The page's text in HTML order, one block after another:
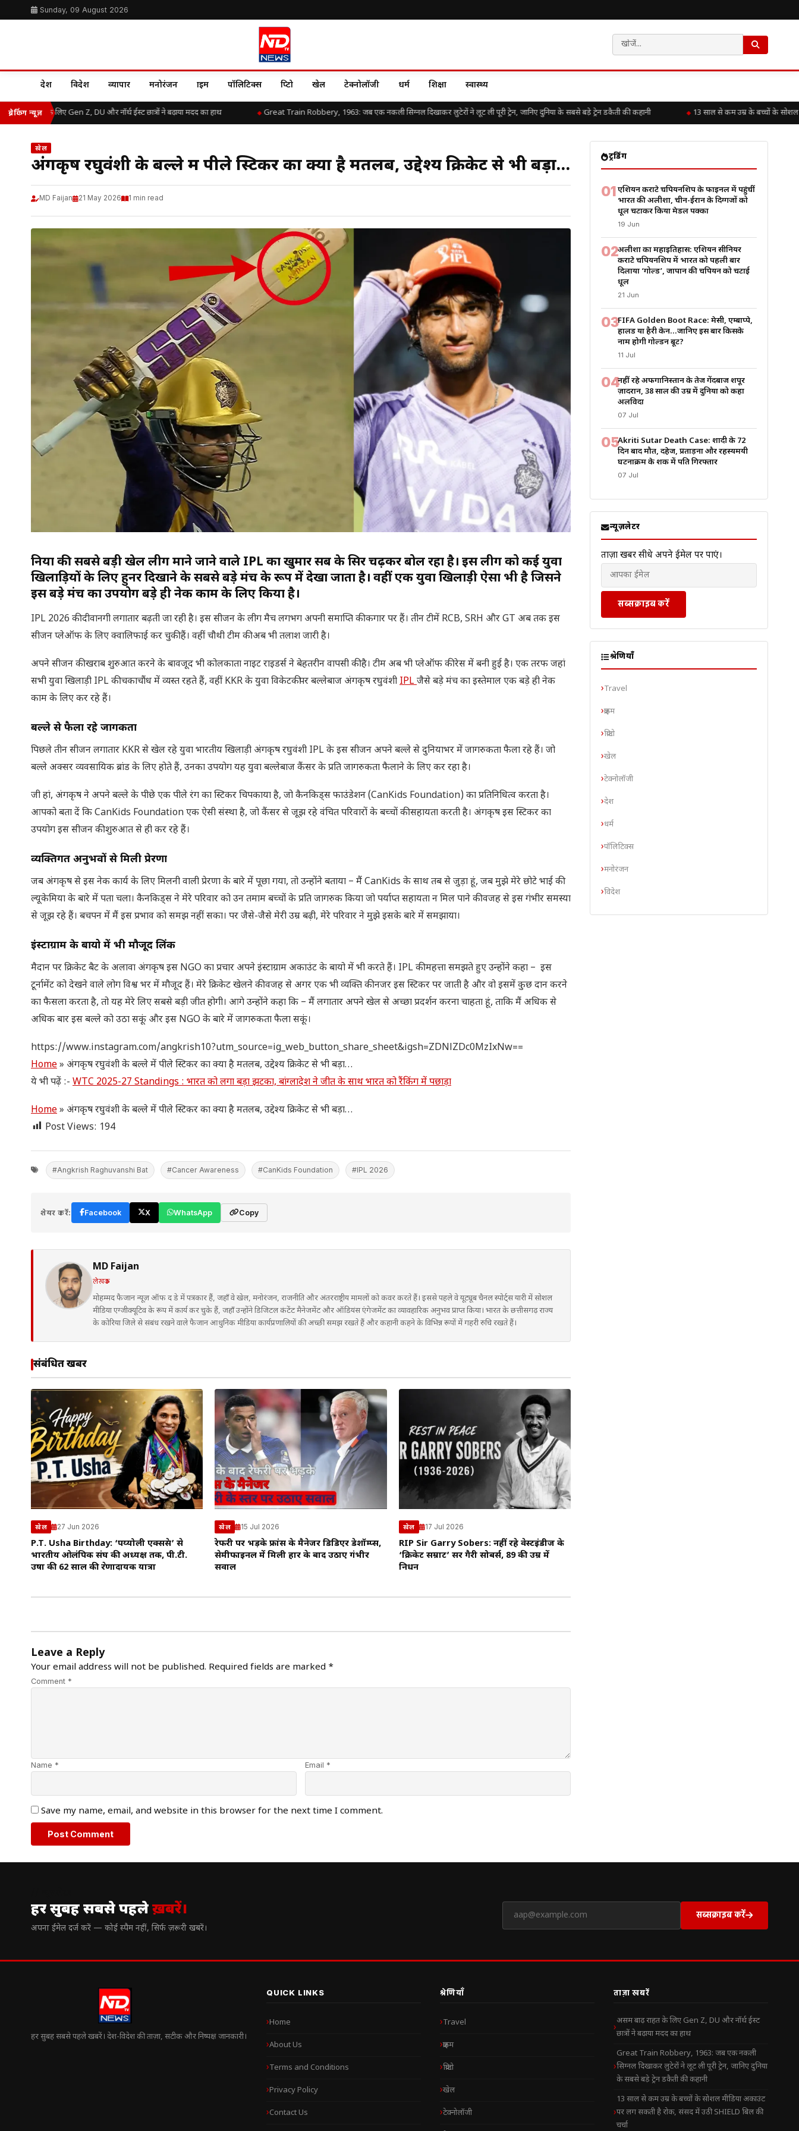
Sunday, 09 August 2026
देश विदेश व्यापार मनोरंजन क्राइम पॉलिटिक्स क्रिप्टो खेल टेक्नोलॉजी धर्म शिक्षा स्वास्थ्य
ब्रेकिंग न्यूज़
बाढ़ राहत के लिए Gen Z, DU और नॉर्थ ईस्ट छात्रों ने बढ़ाया मदद का हाथ Great Train Robbery, 1963: जब एक नकली सिग्नल दिखाकर लुटेरों ने लूट ली पूरी ट्रेन, जानिए दुनिया के सबसे बड़े ट्रेन डकैती की कहानी 13 साल से कम उम्र के बच्चों के सोशल
खेल
अंगकृष रघुवंशी के बल्ले में पीले स्टिकर का क्या है मतलब, उद्देश्य क्रिकेट से भी बड़ा…
MD Faijan 21 May 2026 1 min read
दुनिया की सबसे बड़ी खेल लीग माने जाने वाले IPL का खुमार सब के सिर चढ़कर बोल रहा है। इस लीग को कई युवा
खिलाड़ियों के लिए हुनर दिखाने के सबसे बड़े मंच के रूप में देखा जाता है। वहीं एक युवा खिलाड़ी ऐसा भी है जिसने
इस बड़े मंच का उपयोग बड़े ही नेक काम के लिए किया है।
IPL 2026 की दीवानगी लगातार बढ़ती जा रही है। इस सीजन के लीग मैच लगभग अपनी समाप्ति की कगार पर हैं। तीन टीमें RCB, SRH और GT अब तक इस
सीजन प्लेऑफ के लिए क्वालिफाई कर चुकी हैं। वहीं चौथी टीम की अब भी तलाश जारी है।
अपने सीजन की खराब शुरुआत करने के बावजूद भी कोलकाता नाइट राइडर्स ने बेहतरीन वापसी की है। टीम अब भी प्लेऑफ की रेस में बनी हुई है। एक तरफ जहां
सभी युवा खिलाड़ी IPL की चकाचौंध में व्यस्त रहते हैं, वहीं KKR के युवा विकेटकीपर बल्लेबाज अंगकृष रघुवंशीIPLजैसे बड़े मंच का इस्तेमाल एक बड़े ही नेक
काम के लिए कर रहे हैं।
बल्ले से फैला रहे जागरुकता
पिछले तीन सीजन लगातार KKR से खेल रहे युवा भारतीय खिलाड़ी अंगकृष रघुवंशी IPL के इस सीजन अपने बल्ले से दुनियाभर में जागरुकता फैला रहे हैं। जो
बल्ले अक्सर व्यवसायिक ब्रांड के लिए होते हैं, उनका उपयोग यह युवा बल्लेबाज कैंसर के प्रति जागरुकता फैलाने के लिए कर रहा है।
जी हां, अंगकृष ने अपने बल्ले के पीछे एक पीले रंग का स्टिकर चिपकाया है, जो कैनकिड्स फाउंडेशन (CanKids Foundation) का प्रतिनिधित्व करता है।
आपको बता दें कि CanKids Foundation एक ऐसी संस्था है, जो कैंसर से जूझ रहे वंचित परिवारों के बच्चों की सहायता करती है। अंगकृष इस स्टिकर का
उपयोग इस सीजन की शुरुआत से ही कर रहे हैं।
व्यक्तिगत अनुभवों से मिली प्रेरणा
जब अंगकृष से इस नेक कार्य के लिए मिलनी वाली प्रेरणा के बारे में पूछा गया, तो उन्होंने बताया – मैं CanKids के साथ तब से जुड़ा हूं, जब मुझे मेरे छोटे भाई की
ल्यूकेमिया के बारे में पता चला। कैनकिड्स ने मेरे परिवार को उन तमाम बच्चों के प्रति जागरुक किया जो पर्याप्त सहायता न मिल पाने की वजह से इस गंभीर समस्या
से जूझ रहे हैं। बचपन में मैं इस प्रभाव को समझ नहीं सका। पर जैसे-जैसे मेरी उम्र बढ़ी, मेरे परिवार ने मुझे इसके बारे में समझाया।
इंस्टाग्राम के बायो में भी मौजूद लिंक
मैदान पर क्रिकेट बैट के अलावा अंगकृष इस NGO का प्रचार अपने इंस्टाग्राम अकाउंट के बायो में भी करते हैं। IPL की महत्ता समझते हुए उन्होंने कहा – इस
टूर्नामेंट को देखने वाले लोग विश्व भर में मौजूद हैं। मेरे क्रिकेट खेलने की वजह से अगर एक भी व्यक्ति की नजर इस स्टिकर पर जाती है और वो इसमें कुछ दान करने
का फैसला करता है, तो यह मेरे लिए सबसे बड़ी जीत होगी। आगे उन्होंने कहा कि – मैं लगातार अपने खेल से अच्छा प्रदर्शन करना चाहता हूं, ताकि मैं अधिक से
अधिक बार इस बल्ले को उठा सकूं और इस NGO के बारे में जागरुकता फैला सकूं।
https://www.instagram.com/angkrish10?utm_source=ig_web_button_share_sheet&igsh=ZDNlZDc0MzIxNw==
Home» अंगकृष रघुवंशी के बल्ले में पीले स्टिकर का क्या है मतलब, उद्देश्य क्रिकेट से भी बड़ा…
ये भी पढ़ें :- WTC 2025-27 Standings : भारत को लगा बड़ा झटका, बांग्लादेश ने जीत के साथ भारत को रैंकिंग में पछाड़ा
Home» अंगकृष रघुवंशी के बल्ले में पीले स्टिकर का क्या है मतलब, उद्देश्य क्रिकेट से भी बड़ा…
Post Views: 194
#Angkrish Raghuvanshi Bat #Cancer Awareness #CanKids Foundation #IPL 2026
शेयर करें: Facebook X WhatsApp Copy
MD Faijan
लेखक
मोहम्मद फैजान न्यूज़ ऑफ द डे में पत्रकार हैं, जहाँ वे खेल, मनोरंजन, राजनीति और अंतरराष्ट्रीय मामलों को कवर करते हैं। इससे पहले वे यूट्यूब चैनल स्पोर्ट्स यारी में सोशल
मीडिया एग्जीक्यूटिव के रूप में कार्य कर चुके हैं, जहाँ उन्होंने डिजिटल कंटेंट मैनेजमेंट और ऑडियंस एंगेजमेंट का व्यावहारिक अनुभव प्राप्त किया। भारत के छत्तीसगढ़ राज्य
के कोरिया जिले से संबंध रखने वाले फैजान आधुनिक मीडिया कार्यप्रणालियों की अच्छी समझ रखते हैं और कहानी कहने के विभिन्न रूपों में गहरी रुचि रखते हैं।
संबंधित खबरें
खेल 27 Jun 2026
P.T. Usha Birthday: ‘पय्योली एक्सप्रेस’ से
भारतीय ओलंपिक संघ की अध्यक्ष तक, पी.टी.
उषा की 62 साल की प्रेरणादायक यात्रा
खेल 15 Jul 2026
रेफरी पर भड़के फ्रांस के मैनेजर डिडिएर डेशॉम्प्स,
सेमीफाइनल में मिली हार के बाद उठाए गंभीर
सवाल
खेल 17 Jul 2026
RIP Sir Garry Sobers: नहीं रहे वेस्टइंडीज के
‘क्रिकेट सम्राट’ सर गैरी सोबर्स, 89 की उम्र में
निधन
Leave a Reply
Your email address will not be published. Required fields are marked *
Comment *
Name * Email *
Save my name, email, and website in this browser for the next time I comment.
ट्रेंडिंग
01एशियन कराटे चैंपियनशिप के फाइनल में पहुंचीं
भारत की अलीशा, चीन-ईरान के दिग्गजों को
धूल चटाकर किया मेडल पक्का
19 Jun
02अलीशा का महाइतिहास: एशियन सीनियर
कराटे चैंपियनशिप में भारत को पहली बार
दिलाया ‘गोल्ड’, जापान की चैंपियन को चटाई
धूल
21 Jun
03FIFA Golden Boot Race: मेसी, एम्बाप्पे,
हालैंड या हैरी केन…जानिए इस बार किसके
नाम होगी गोल्डन बूट?
11 Jul
04नहीं रहे अफगानिस्तान के तेज गेंदबाज शपूर
ज़ादरान, 38 साल की उम्र में दुनिया को कहा
अलविदा
07 Jul
05Akriti Sutar Death Case: शादी के 72
दिन बाद मौत, दहेज, प्रताड़ना और रहस्यमयी
घटनाक्रम के शक में पति गिरफ्तार
07 Jul
न्यूज़लेटर
ताज़ा खबरें सीधे अपने ईमेल पर पाएं।
सब्सक्राइब करें
श्रेणियाँ
Travel
क्राइम
क्रिप्टो
खेल
टेक्नोलॉजी
देश
धर्म
पॉलिटिक्स
मनोरंजन
विदेश
हर सुबह सबसे पहलेख़बरें।
अपना ईमेल दर्ज करें — कोई स्पैम नहीं, सिर्फ ज़रूरी खबरें।
सब्सक्राइब करें
हर सुबह सबसे पहले खबरें। देश-विदेश की ताज़ा, सटीक और निष्पक्ष जानकारी।
QUICK LINKS
Home
About Us
Terms and Conditions
Privacy Policy
Contact Us
श्रेणियाँ
Travel
क्राइम
क्रिप्टो
खेल
टेक्नोलॉजी
ताज़ा खबरें
असम बाढ़ राहत के लिए Gen Z, DU और नॉर्थ ईस्ट
छात्रों ने बढ़ाया मदद का हाथ
Great Train Robbery, 1963: जब एक नकली
सिग्नल दिखाकर लुटेरों ने लूट ली पूरी ट्रेन, जानिए दुनिया
के सबसे बड़े ट्रेन डकैती की कहानी
13 साल से कम उम्र के बच्चों के सोशल मीडिया अकाउंट
पर लग सकती है रोक, संसद में उठी SHIELD बिल की
चर्चा